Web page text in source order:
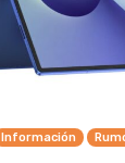
Información